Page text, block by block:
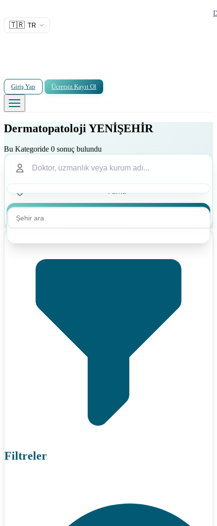
🇹🇷 TR
Giriş Yap Ücretsiz Kayıt Ol
Dermatopatoloji YENİŞEHİR
Bu Kategoride 0 sonuç bulundu
Filtreler